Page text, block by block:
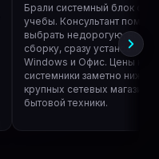
Брали системный блок
учебы. Консультант помог
выбрать недорогую, но
сборку, сразу установили
Windows и Офис. Цены на
системники заметно ниже,
крупных сетевых магазинах
бытовой техники.